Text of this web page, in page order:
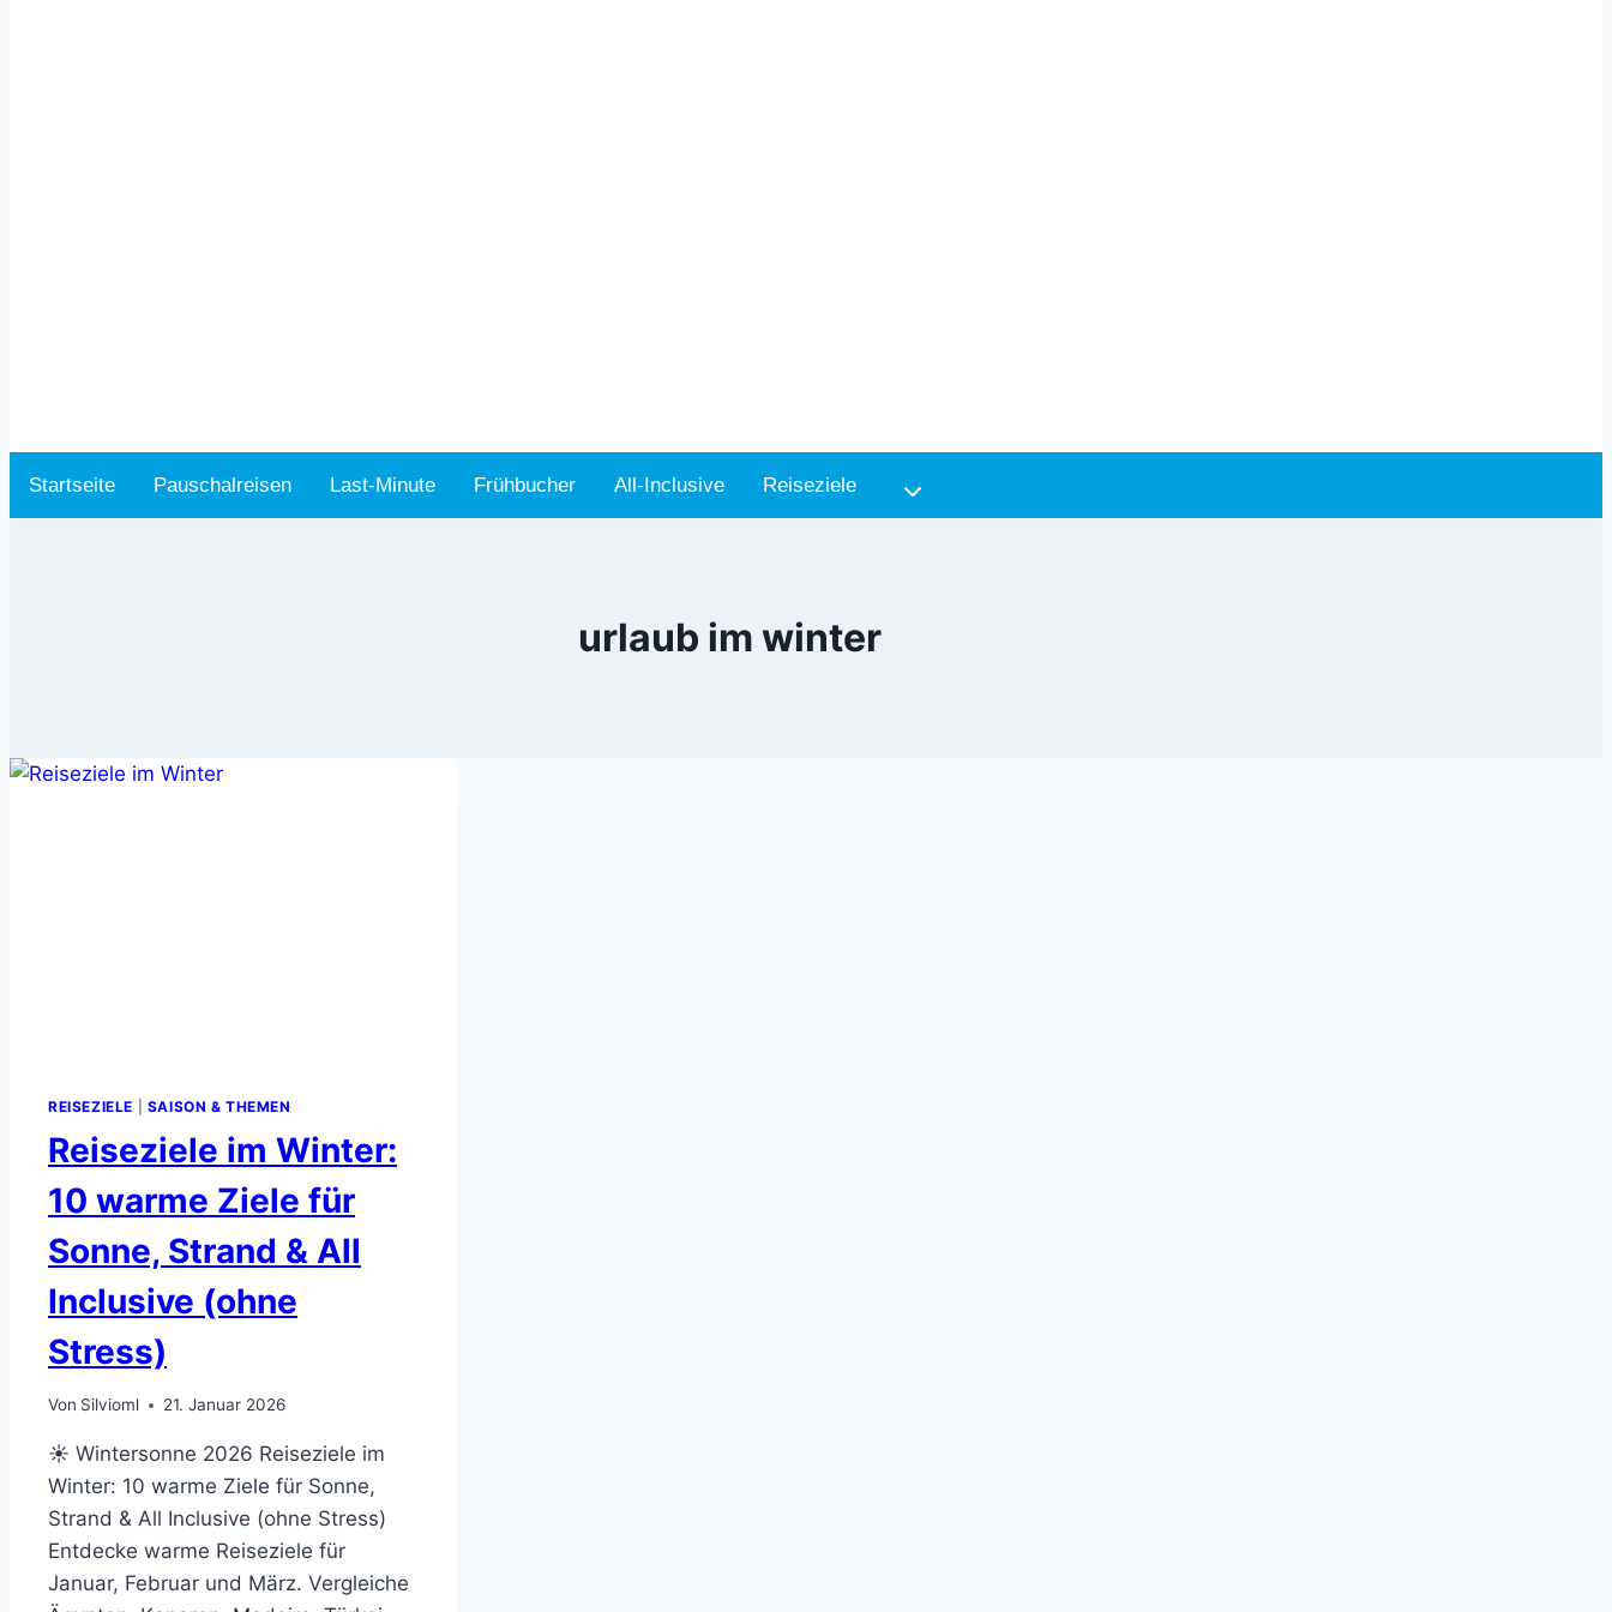
Startseite Pauschalreisen Last-Minute Frühbucher All-Inclusive Reiseziele
urlaub im winter
REISEZIELE SAISON & THEMEN
Reiseziele im Winter:
10 warme Ziele für
Sonne, Strand & All
Inclusive (ohne
Stress)
Von Silvioml 21. Januar 2026
☀ Wintersonne 2026 Reiseziele im
Winter: 10 warme Ziele für Sonne,
Strand & All Inclusive (ohne Stress)
Entdecke warme Reiseziele für
Januar, Februar und März. Vergleiche